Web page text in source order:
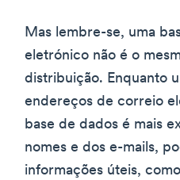
Mas lembre-se, uma
eletrónico não é o
distribuição. Enquanto
endereços de correio
base de dados é mais
nomes e dos e-mails,
informações úteis,